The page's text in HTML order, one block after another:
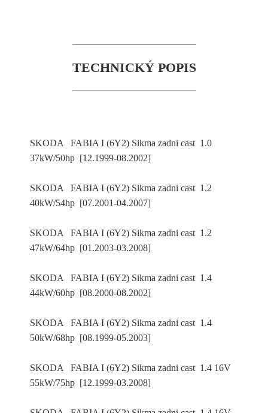
TECHNICKÝ POPIS
SKODA FABIA I (6Y2) Sikma zadni cast 1.0
37kW/50hp [12.1999-08.2002]
SKODA FABIA I (6Y2) Sikma zadni cast 1.2
40kW/54hp [07.2001-04.2007]
SKODA FABIA I (6Y2) Sikma zadni cast 1.2
47kW/64hp [01.2003-03.2008]
SKODA FABIA I (6Y2) Sikma zadni cast 1.4
44kW/60hp [08.2000-08.2002]
SKODA FABIA I (6Y2) Sikma zadni cast 1.4
50kW/68hp [08.1999-05.2003]
SKODA FABIA I (6Y2) Sikma zadni cast 1.4 16V
55kW/75hp [12.1999-03.2008]